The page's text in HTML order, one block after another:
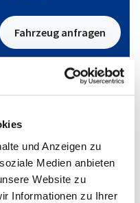
und Anzeigen zu
Medien anbieten
Website zu
Informationen zu Ihrer
Fahrzeug anfragen